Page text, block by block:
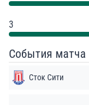
3
События матча
Сток Сити